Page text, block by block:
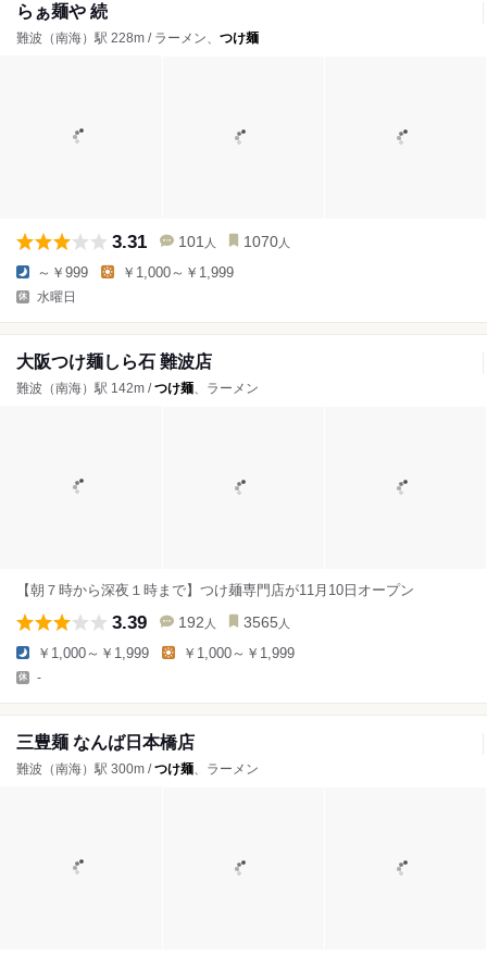
らぁ麺や 続
難波（南海）駅 228m / ラーメン、 つけ麺
3.31 101 人 1070 人
～￥999 ￥1,000～￥1,999
水曜日
大阪つけ麺しら石 難波店
難波（南海）駅 142m /つけ麺、ラーメン
【朝７時から深夜１時まで】つけ麺専門店が11月10日オープン
3.39 192 人 3565 人
￥1,000～￥1,999 ￥1,000～￥1,999
-
三豊麺 なんば日本橋店
難波（南海）駅 300m /つけ麺、ラーメン